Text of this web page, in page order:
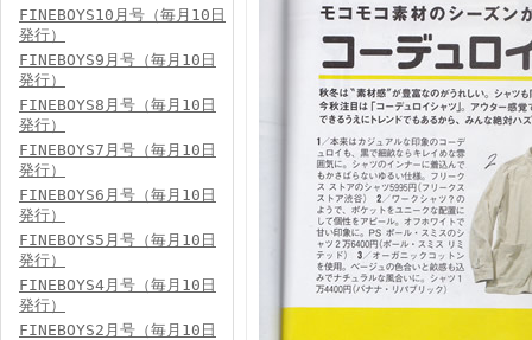
FINEBOYS2024年4月号
FINEBOYS10月号（毎月10日
発行）
FINEBOYS9月号（毎月10日
発行）
FINEBOYS8月号（毎月10日
発行）
FINEBOYS7月号（毎月10日
発行）
FINEBOYS6月号（毎月10日
発行）
FINEBOYS5月号（毎月10日
発行）
FINEBOYS4月号（毎月10日
発行）
FINEBOYS2月号（毎月10日